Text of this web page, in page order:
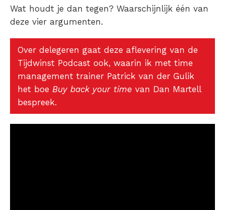
Wat houdt je dan tegen? Waarschijnlijk één van
deze vier argumenten.
Over delegeren gaat deze aflevering van de
Tijdwinst Podcast ook, waarin ik met time
management trainer Patrick van der Gulik
het boe Buy back your time van Dan Martell
bespreek.